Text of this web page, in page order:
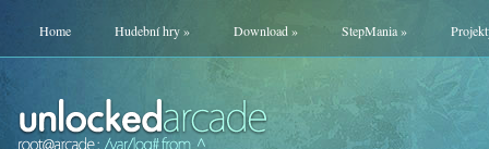
Home Hudební hry» Download» StepMania»